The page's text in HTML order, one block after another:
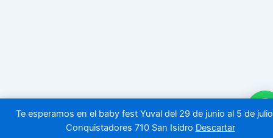
Te esperamos en el baby fest Yuval del 29 de junio al 5 de
Conquistadores 710 San Isidro Descartar